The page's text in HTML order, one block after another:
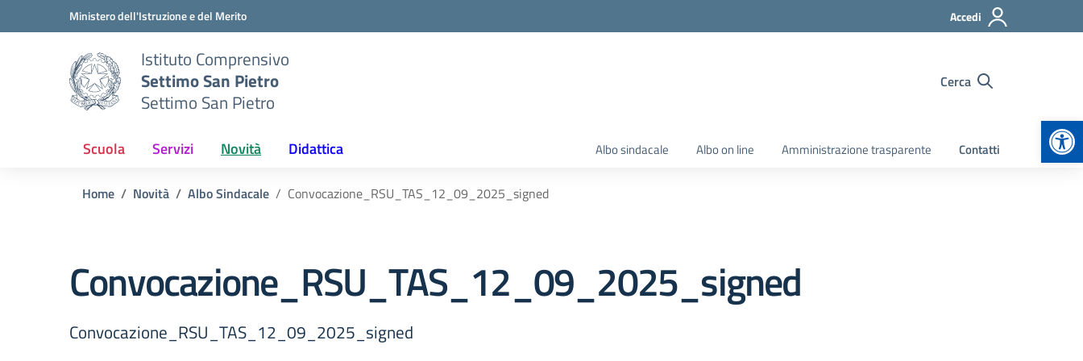
Vai ai contenuti
Vai al menu di navigazioneMinistero dell'Istruzione e del Merito Accedi
Istituto Comprensivo
Settimo San Pietro
Settimo San Pietro
Cerca
Scuola Servizi Novità Didattica Albo sindacale Albo on line Amministrazione trasparente Contatti
Home Novità Albo Sindacale Convocazione_RSU_TAS_12_09_2025_signed
Convocazione_RSU_TAS_12_09_2025_signed
Convocazione_RSU_TAS_12_09_2025_signed